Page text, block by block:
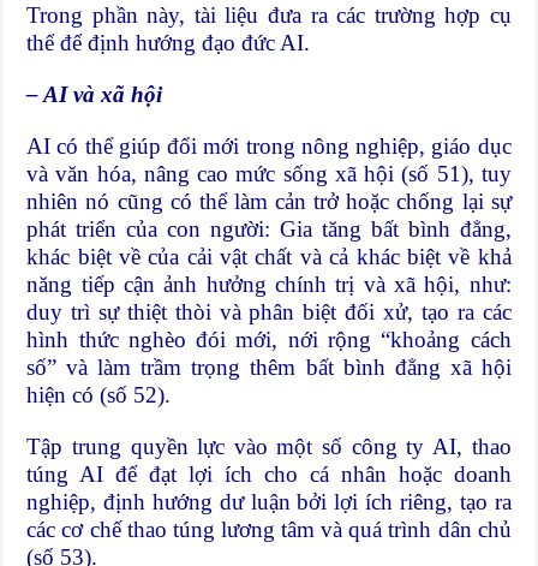
Trong phần này, tài liệu đưa ra các trường hợp cụ
thể để định hướng đạo đức AI.
– AI và xã hội
AI có thể giúp đổi mới trong nông nghiệp, giáo dục
và văn hóa, nâng cao mức sống xã hội (số 51), tuy
nhiên nó cũng có thể làm cản trở hoặc chống lại sự
phát triển của con người: Gia tăng bất bình đẳng,
khác biệt về của cải vật chất và cả khác biệt về khả
năng tiếp cận ảnh hưởng chính trị và xã hội, như:
duy trì sự thiệt thòi và phân biệt đối xử, tạo ra các
hình thức nghèo đói mới, nới rộng “khoảng cách
số” và làm trầm trọng thêm bất bình đẳng xã hội
hiện có (số 52).
Tập trung quyền lực vào một số công ty AI, thao
túng AI để đạt lợi ích cho cá nhân hoặc doanh
nghiệp, định hướng dư luận bởi lợi ích riêng, tạo ra
các cơ chế thao túng lương tâm và quá trình dân chủ
(số 53).